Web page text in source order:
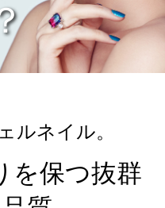
ルネイル。
を保つ抜群